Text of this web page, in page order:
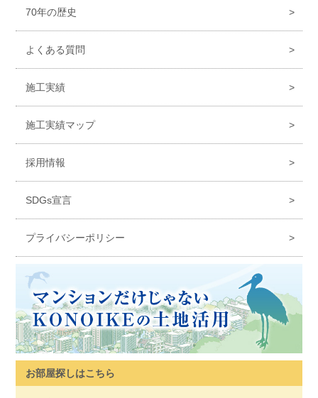
70年の歴史
よくある質問
施工実績
施工実績マップ
採用情報
SDGs宣言
プライバシーポリシー
お部屋探しはこちら